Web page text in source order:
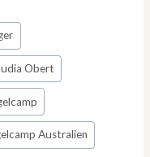
Obert
Australien